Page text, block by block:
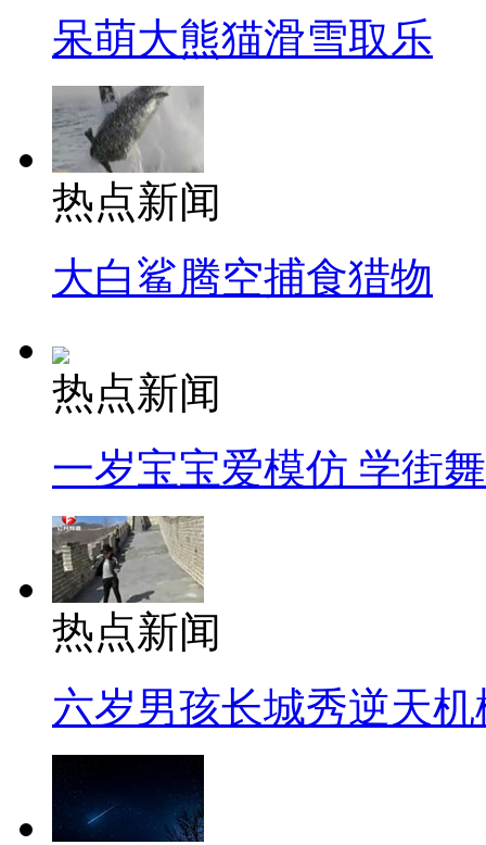
呆萌大熊猫滑雪取乐
热点新闻
大白鲨腾空捕食猎物
热点新闻
一岁宝宝爱模仿 学街
热点新闻
六岁男孩长城秀逆天机